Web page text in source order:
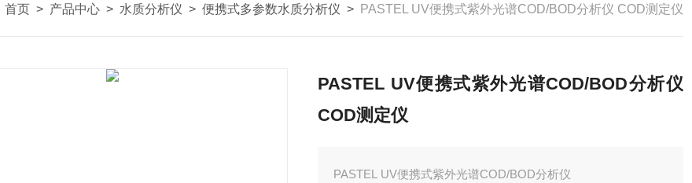
首页 > 产品中心 > 水质分析仪 > 便携式多参数水质分析仪 > PASTEL UV便携式紫外光谱COD/BOD分析仪 COD测定仪
PASTEL UV便携式紫外光谱COD/BOD分析仪
COD测定仪
PASTEL UV便携式紫外光谱COD/BOD分析仪